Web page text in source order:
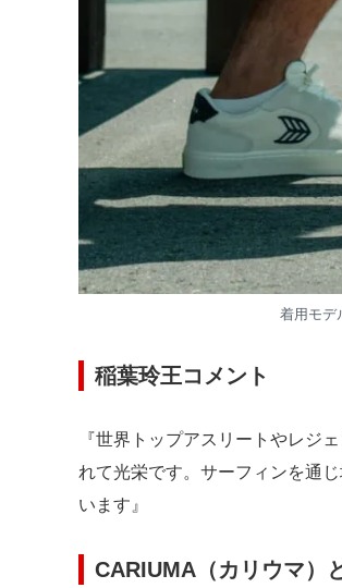
着用モデ
稲葉玲王コメント
『世界トップアスリートやレジ
れて光栄です。サーフィンを通
います』
CARIUMA（カリウマ）